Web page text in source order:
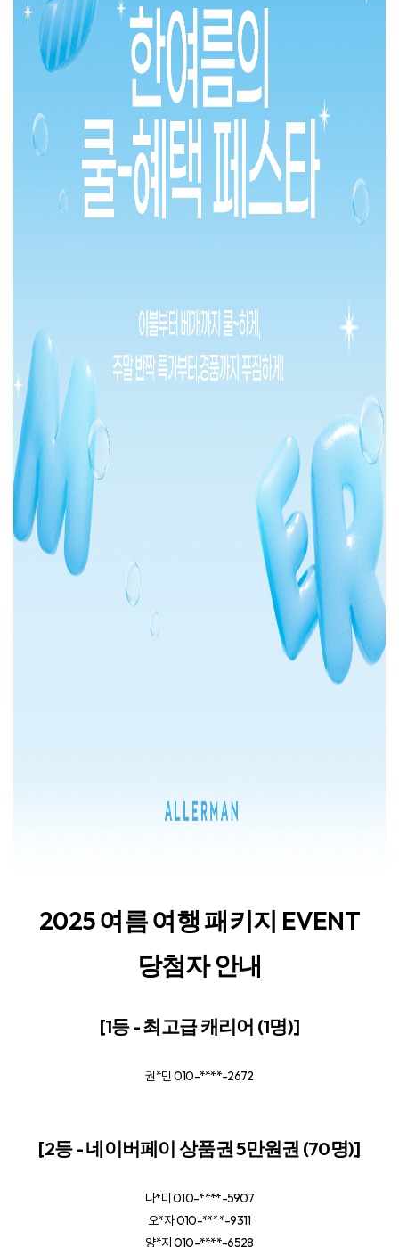
2025 여름 여행 패키지 EVENT
당첨자 안내
[1등 - 최고급 캐리어 (1명)]
권*민 010-****-2672
[2등 - 네이버페이 상품권 5만원권 (70명)]
나*미 010-****-5907
오*자 010-****-9311
양*지 010-****-6528